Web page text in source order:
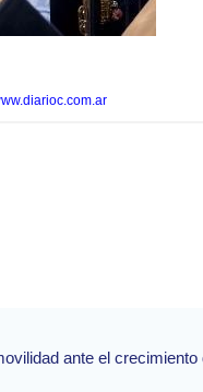
ante el crecimiento